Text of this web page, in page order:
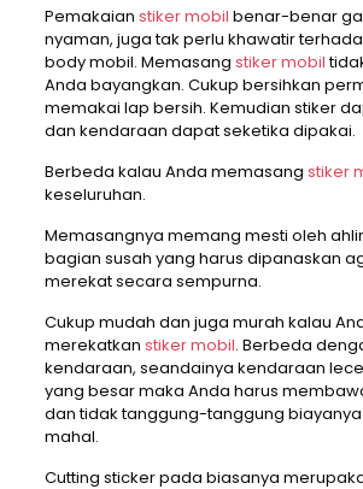
Pemakaian stiker mobil benar-benar
nyaman, juga tak perlu khawatir
body mobil. Memasang stiker mobil
Anda bayangkan. Cukup bersihkan
memakai lap bersih. Kemudian stiker
dan kendaraan dapat seketika dipakai.
Berbeda kalau Anda memasang stiker
keseluruhan.
Memasangnya memang mesti oleh
bagian susah yang harus dipanaskan
merekat secara sempurna.
Cukup mudah dan juga murah kalau
merekatkan stiker mobil. Berbeda
kendaraan, seandainya kendaraan
yang besar maka Anda harus
dan tidak tanggung-tanggung
mahal.
Cutting sticker pada biasanya